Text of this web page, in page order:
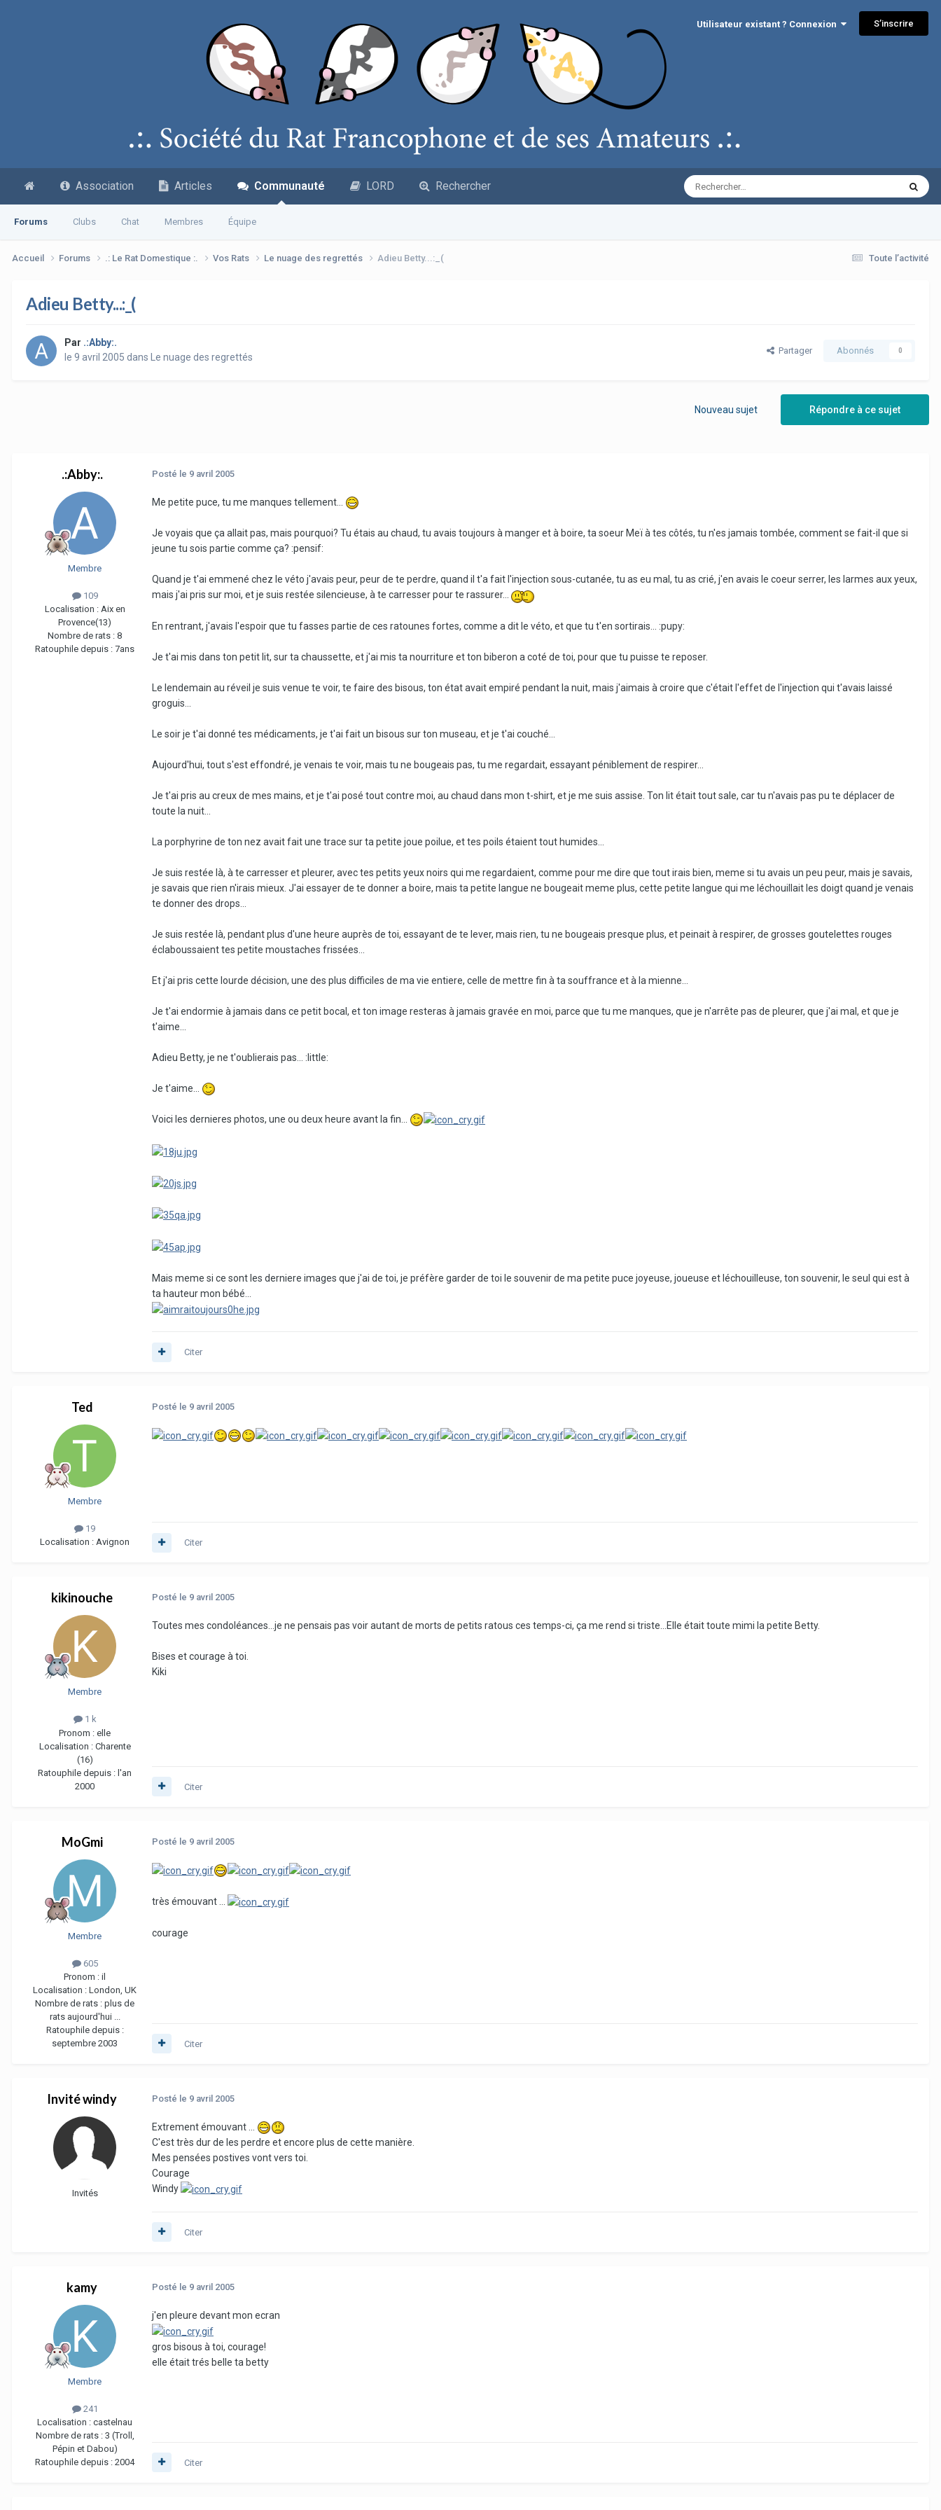
Utilisateur existant ? Connexion S’inscrire
Association Articles Communauté
Forums Clubs Chat Membres Équipe
LORD Rechercher
Toute l’activité
Accueil Forums .: Le Rat Domestique :. Vos Rats Le nuage des regrettés Adieu Betty...:_(
Adieu Betty...:_(
Par .:Abby:.
le 9 avril 2005 dans Le nuage des regrettés
Partager Abonnés 0
Répondre à ce sujet
Nouveau sujet
.:Abby:.
Membre
109
Localisation : Aix en
Provence(13)
Nombre de rats : 8
Ratouphile depuis : 7ans
Posté le 9 avril 2005
Me petite puce, tu me manques tellement...
Je voyais que ça allait pas, mais pourquoi? Tu étais au chaud, tu avais toujours à manger et à boire, ta soeur Meï à tes côtés, tu n'es jamais tombée, comment se fait-il que si
jeune tu sois partie comme ça? :pensif:
Quand je t'ai emmené chez le véto j'avais peur, peur de te perdre, quand il t'a fait l'injection sous-cutanée, tu as eu mal, tu as crié, j'en avais le coeur serrer, les larmes aux yeux,
mais j'ai pris sur moi, et je suis restée silencieuse, à te carresser pour te rassurer...
En rentrant, j'avais l'espoir que tu fasses partie de ces ratounes fortes, comme a dit le véto, et que tu t'en sortirais... :pupy:
Je t'ai mis dans ton petit lit, sur ta chaussette, et j'ai mis ta nourriture et ton biberon a coté de toi, pour que tu puisse te reposer.
Le lendemain au réveil je suis venue te voir, te faire des bisous, ton état avait empiré pendant la nuit, mais j'aimais à croire que c'était l'effet de l'injection qui t'avais laissé
groguis...
Le soir je t'ai donné tes médicaments, je t'ai fait un bisous sur ton museau, et je t'ai couché...
Aujourd'hui, tout s'est effondré, je venais te voir, mais tu ne bougeais pas, tu me regardait, essayant péniblement de respirer...
Je t'ai pris au creux de mes mains, et je t'ai posé tout contre moi, au chaud dans mon t-shirt, et je me suis assise. Ton lit était tout sale, car tu n'avais pas pu te déplacer de
toute la nuit...
La porphyrine de ton nez avait fait une trace sur ta petite joue poilue, et tes poils étaient tout humides...
Je suis restée là, à te carresser et pleurer, avec tes petits yeux noirs qui me regardaient, comme pour me dire que tout irais bien, meme si tu avais un peu peur, mais je savais,
je savais que rien n'irais mieux. J'ai essayer de te donner a boire, mais ta petite langue ne bougeait meme plus, cette petite langue qui me léchouillait les doigt quand je venais
te donner des drops...
Je suis restée là, pendant plus d'une heure auprès de toi, essayant de te lever, mais rien, tu ne bougeais presque plus, et peinait à respirer, de grosses goutelettes rouges
éclaboussaient tes petite moustaches frissées...
Et j'ai pris cette lourde décision, une des plus difficiles de ma vie entiere, celle de mettre fin à ta souffrance et à la mienne...
Je t'ai endormie à jamais dans ce petit bocal, et ton image resteras à jamais gravée en moi, parce que tu me manques, que je n'arrête pas de pleurer, que j'ai mal, et que je
t'aime...
Adieu Betty, je ne t'oublierais pas... :little:
Je t'aime...
Voici les dernieres photos, une ou deux heure avant la fin...
Mais meme si ce sont les derniere images que j'ai de toi, je préfère garder de toi le souvenir de ma petite puce joyeuse, joueuse et léchouilleuse, ton souvenir, le seul qui est à
ta hauteur mon bébé...
Citer
Ted
Membre
19
Localisation : Avignon
Posté le 9 avril 2005
Citer
kikinouche
Membre
1 k
Pronom : elle
Localisation : Charente
(16)
Ratouphile depuis : l'an
2000
Posté le 9 avril 2005
Toutes mes condoléances...je ne pensais pas voir autant de morts de petits ratous ces temps-ci, ça me rend si triste...Elle était toute mimi la petite Betty.
Bises et courage à toi.
Kiki
Citer
MoGmi
Membre
605
Pronom : il
Localisation : London, UK
Nombre de rats : plus de
rats aujourd'hui ...
Ratouphile depuis :
septembre 2003
Posté le 9 avril 2005
très émouvant ...
courage
Citer
Invité windy
Invités
Posté le 9 avril 2005
Extrement émouvant ...
C'est très dur de les perdre et encore plus de cette manière.
Mes pensées postives vont vers toi.
Courage
Windy
Citer
kamy
Membre
241
Localisation : castelnau
Nombre de rats : 3 (Troll,
Pépin et Dabou)
Ratouphile depuis : 2004
Posté le 9 avril 2005
j'en pleure devant mon ecran
gros bisous à toi, courage!
elle était trés belle ta betty
Citer